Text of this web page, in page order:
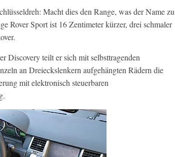
Macht dies den Range, was der Name zu
Rover Sport ist 16 Zentimeter kürzer, drei schmaler
Discovery teilt er sich mit selbsttragenden
an Dreieckslenkern aufgehängten Rädern die
mit elektronisch steuerbaren